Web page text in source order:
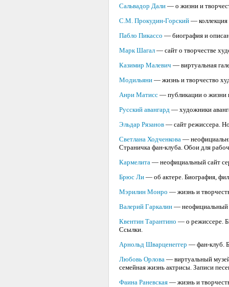
Сальвадор Дали — о жизни и
С.М. Прокудин-Горский — коллекция
Пабло Пикассо — биография и
Марк Шагал — сайт о творчестве
Казимир Малевич — виртуальная
Модильяни — жизнь и творчество
Анри Матисс — публикации о жизни
Русский авангард — художники
Эльдар Рязанов — сайт режиссера.
Светлана Ходченкова —
Страничка фан-клуба. Обои для
Кармелита — неофициальный сайт
Брюс Ли — об актере. Биография,
Мэрилин Монро — жизнь и
Валерий Гаркалин — неофициальный
Квентин Тарантино — о режиссере.
Ссылки.
Арнольд Шварценеггер — фан-клуб.
Любовь Орлова — виртуальный
семейная жизнь актрисы. Записи
Фаина Раневская — жизнь и